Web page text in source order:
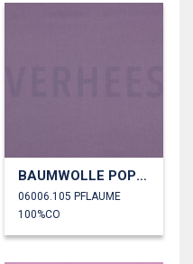
BAUMWOLLE POPELINE
06006.105 PFLAUME
100%CO